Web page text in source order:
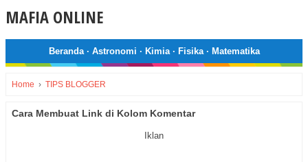
MAFIA ONLINE
Beranda· Astronomi · Kimia· Fisika· Matematika
Home › TIPS BLOGGER
Cara Membuat Link di Kolom Komentar
Iklan